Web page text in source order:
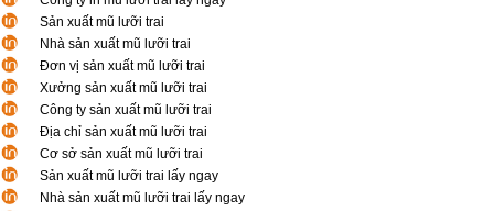
Sản xuất mũ lưỡi trai
Nhà sản xuất mũ lưỡi trai
Đơn vị sản xuất mũ lưỡi trai
Xưởng sản xuất mũ lưỡi trai
Công ty sản xuất mũ lưỡi trai
Địa chỉ sản xuất mũ lưỡi trai
Cơ sở sản xuất mũ lưỡi trai
Sản xuất mũ lưỡi trai lấy ngay
Nhà sản xuất mũ lưỡi trai lấy ngay